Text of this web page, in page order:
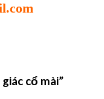
cổ mài”